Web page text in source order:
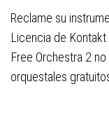
Reclame su
Licencia de Kontakt
Free Orchestra 2
orquestales